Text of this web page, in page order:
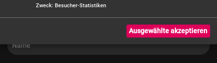
Zweck: Besucher-Statistiken
Ausgewählte akzeptieren